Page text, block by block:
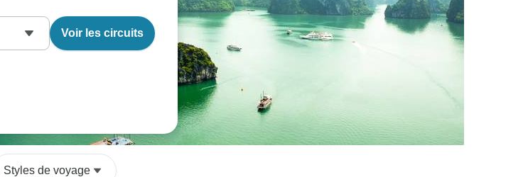
Voir les circuits
Styles de voyage